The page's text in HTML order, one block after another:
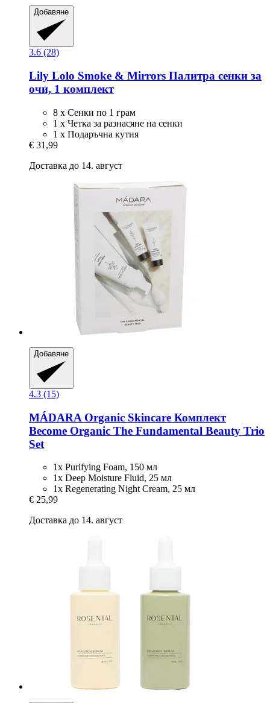
Добавяне
3.6 (28)
Lily Lolo Smoke & Mirrors Палитра сенки за
очи, 1 комплект
8 х Сенки по 1 грам
1 х Четка за разнасяне на сенки
1 х Подаръчна кутия
€ 31,99
Доставка до 14. август
Добавяне
4.3 (15)
MÁDARA Organic Skincare Комплект
Become Organic The Fundamental Beauty Trio
Set
1x Purifying Foam, 150 мл
1x Deep Moisture Fluid, 25 мл
1x Regenerating Night Cream, 25 мл
€ 25,99
Доставка до 14. август